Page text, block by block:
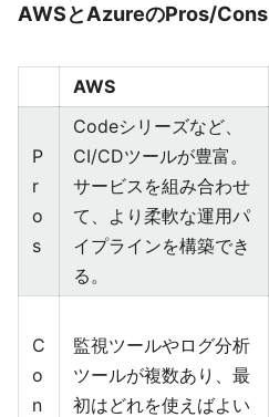
AWSとAzureのPros/Cons
AWS
P
r
o
s
Codeシリーズなど、
CI/CDツールが豊富。
サービスを組み合わせ
て、より柔軟な運用パ
イプラインを構築でき
る。
C
o
n
監視ツールやログ分析
ツールが複数あり、最
初はどれを使えばよい